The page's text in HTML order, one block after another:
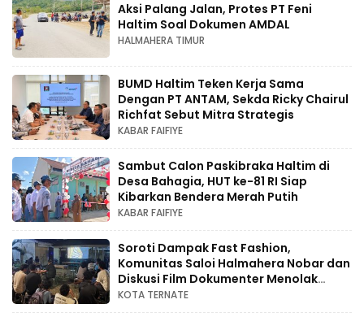
Aksi Palang Jalan, Protes PT Feni
Haltim Soal Dokumen AMDAL
HALMAHERA TIMUR
BUMD Haltim Teken Kerja Sama
Dengan PT ANTAM, Sekda Ricky Chairul
Richfat Sebut Mitra Strategis
KABAR FAIFIYE
Sambut Calon Paskibraka Haltim di
Desa Bahagia, HUT ke-81 RI Siap
Kibarkan Bendera Merah Putih
KABAR FAIFIYE
Soroti Dampak Fast Fashion,
Komunitas Saloi Halmahera Nobar dan
Diskusi Film Dokumenter Menolak
Punah
KOTA TERNATE